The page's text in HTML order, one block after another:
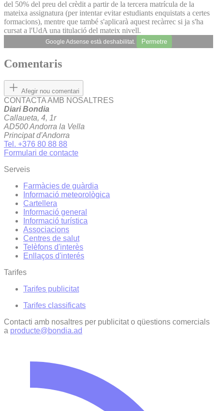
del 50% del preu del crèdit a partir de la tercera matrícula de la
mateixa assignatura (per intentar evitar estudiants enquistats a certes
formacions), mentre que també s'aplicarà aquest recàrrec si ja s'ha
cursat a l'UdA una titulació del mateix nivell.
Google Adsense està deshabilitat. Permetre
Comentaris
Afegir nou comentari
CONTACTA AMB NOSALTRES
Diari Bondia
Callaueta, 4, 1r
AD500 Andorra la Vella
Principat d'Andorra
Tel. +376 80 88 88
Formulari de contacte
Serveis
Farmàcies de guàrdia
Informació meteorològica
Cartellera
Informació general
Informació turística
Associacions
Centres de salut
Telèfons d'interès
Enllaços d'interés
Tarifes
Tarifes publicitat
Tarifes classificats
Contacti amb nosaltres per publicitat o qüestions comercials
a producte@bondia.ad